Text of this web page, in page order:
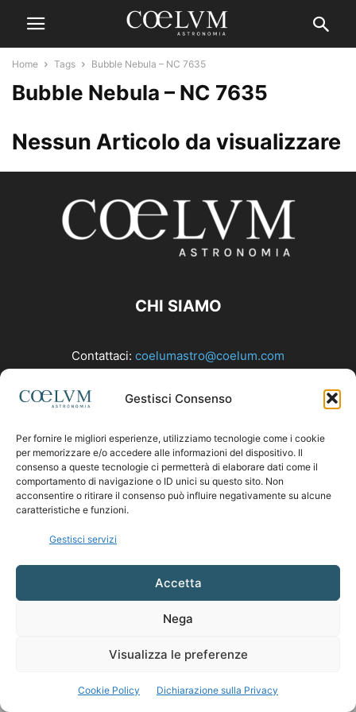
Gestisci Consenso
Per fornire le migliori esperienze, utilizziamo tecnologie come i cookie
per memorizzare e/o accedere alle informazioni del dispositivo. Il
consenso a queste tecnologie ci permetterà di elaborare dati come il
comportamento di navigazione o ID unici su questo sito. Non
acconsentire o ritirare il consenso può influire negativamente su alcune
caratteristiche e funzioni.
Gestisci servizi
Accetta
Nega
Visualizza le preferenze
Cookie Policy Dichiarazione sulla Privacy
Home Tags Bubble Nebula – NC 7635
Bubble Nebula – NC 7635
Nessun Articolo da visualizzare
CHI SIAMO
Contattaci: coelumastro@coelum.com
SEGUICI